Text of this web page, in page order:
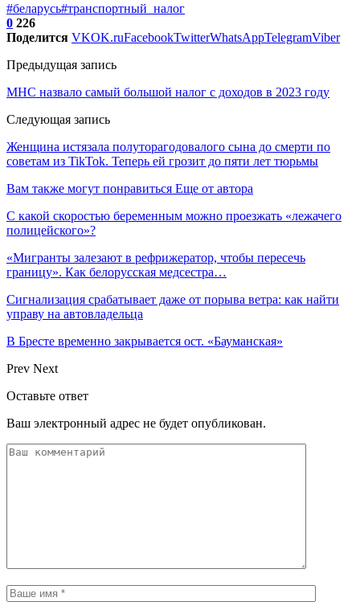
#беларусь#транспортный_налог
0 226
Поделится VKOK.ruFacebookTwitterWhatsAppTelegramViber
Предыдущая запись
МНС назвало самый большой налог с доходов в 2023 году
Следующая запись
Женщина истязала полуторагодовалого сына до смерти по
советам из TikTok. Теперь ей грозит до пяти лет тюрьмы
Вам также могут понравиться Еще от автора
С какой скоростью беременным можно проезжать «лежачего
полицейского»?
«Мигранты залезают в рефрижератор, чтобы пересечь
границу». Как белорусская медсестра…
Сигнализация срабатывает даже от порыва ветра: как найти
управу на автовладельца
В Бресте временно закрывается ост. «Бауманская»
Prev Next
Оставьте ответ
Ваш электронный адрес не будет опубликован.